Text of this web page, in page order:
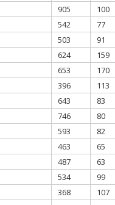
905
100
542
77
503
91
624
159
653
170
396
113
643
83
746
80
593
82
463
65
487
63
534
99
368
107